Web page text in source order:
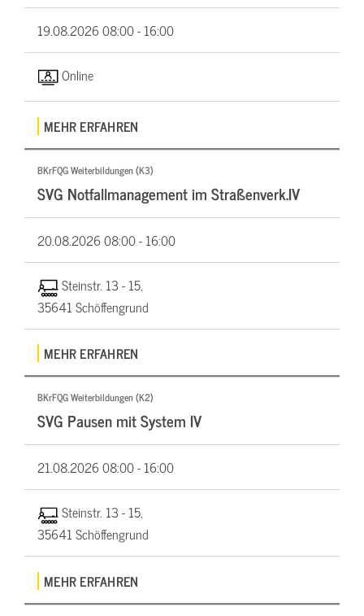
19.08.202608:00 - 16:00
Online
MEHR ERFAHREN
BKrFQG Weiterbildungen (K3)
SVG Notfallmanagement im Straßenverk.IV
20.08.202608:00 - 16:00
Steinstr. 13 - 15,
35641 Schöffengrund
MEHR ERFAHREN
BKrFQG Weiterbildungen (K2)
SVG Pausen mit System IV
21.08.202608:00 - 16:00
Steinstr. 13 - 15,
35641 Schöffengrund
MEHR ERFAHREN